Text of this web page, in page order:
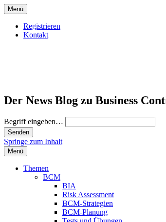
Menü
Registrieren
Kontakt
Der News Blog zu Business
Begriff eingeben…
Springe zum Inhalt
Menü
Themen
BCM
BIA
Risk Assessment
BCM-Strategien
BCM-Planung